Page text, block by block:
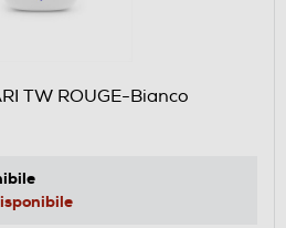
TW ROUGE-Bianco